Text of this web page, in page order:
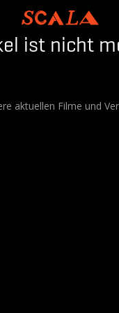
ist nicht
aktuellen Filme und